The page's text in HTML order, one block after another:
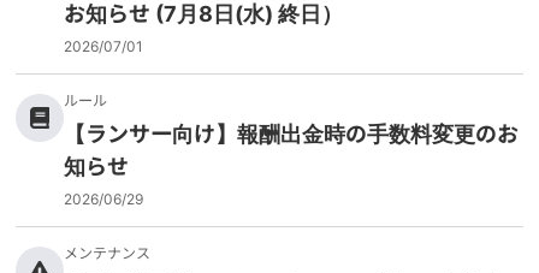
お知らせ (7月8日(水) 終日）
2026/07/01
ルール
【ランサー向け】報酬出金時の手数料変更のお
知らせ
2026/06/29
メンテナンス